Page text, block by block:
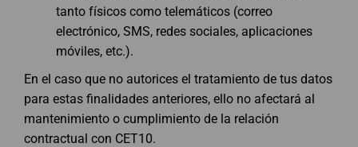
tanto físicos como telemáticos (correo
electrónico, SMS, redes sociales, aplicaciones
móviles, etc.).
En el caso que no autorices el tratamiento de tus datos
para estas finalidades anteriores, ello no afectará al
mantenimiento o cumplimiento de la relación
contractual con CET10.